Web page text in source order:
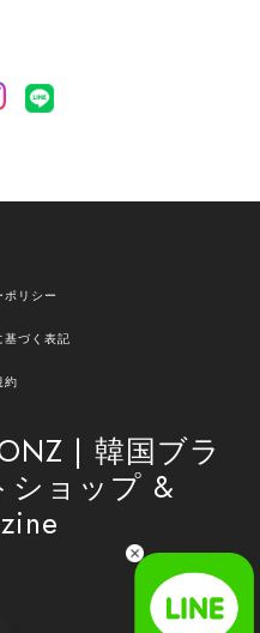
す！ またお願いします。
喜んでいただけて大変
よう、丁寧な対応を心
気になる商品がございま
わせも対応が早く優しくて
ポリシー
基づく表記
約
| 韓国ブラ
ショップ &